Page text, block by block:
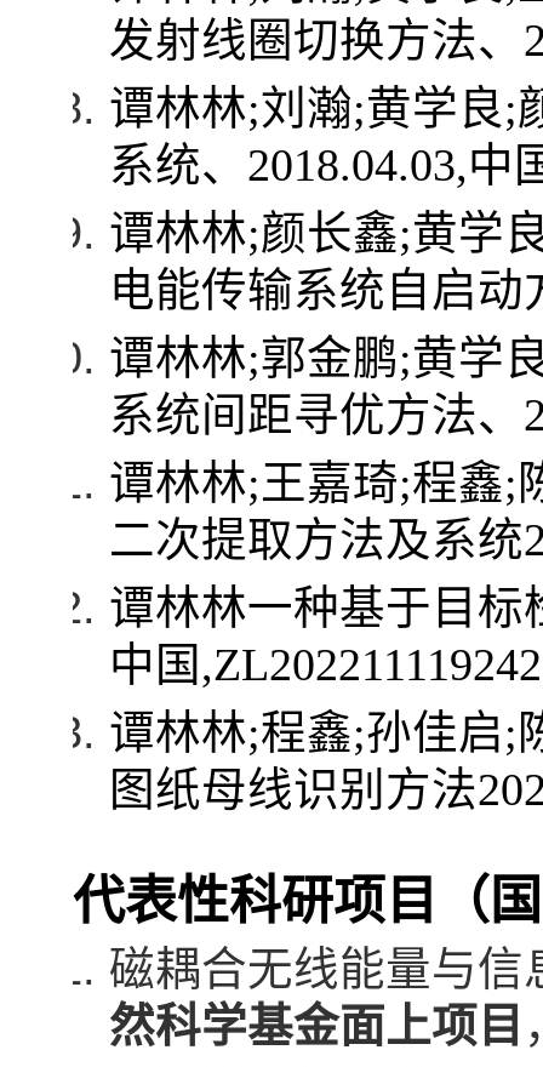
发射线圈切换方法、
谭林林;刘瀚;黄学良;
系统、 2018.04.03,中
谭林林;颜长鑫;黄学
电能传输系统自启动
谭林林;郭金鹏;黄学
系统间距寻优方法、
谭林林;王嘉琦;程鑫;
二次提取方法及系统
谭林林一种基于目
中国
谭林林;程鑫;孙佳启;
图纸母线识别方法
代表性科研项目（
磁耦合无线能量与
然科学基金面上项目